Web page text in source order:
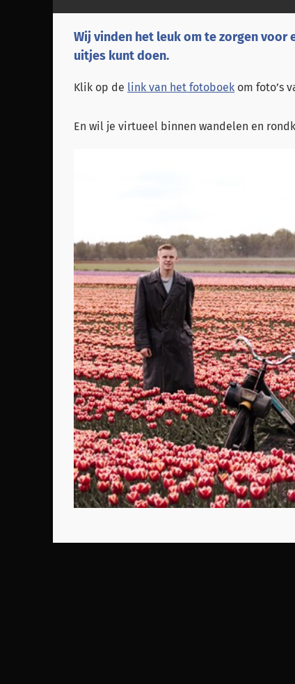
Wij vinden het leuk om te zorgen
uitjes kunt doen.
Klik op de link van het fotoboek om foto’s
En wil je virtueel binnen wandelen en